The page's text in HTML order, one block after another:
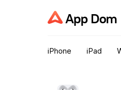
App Dom
iPhone iPad